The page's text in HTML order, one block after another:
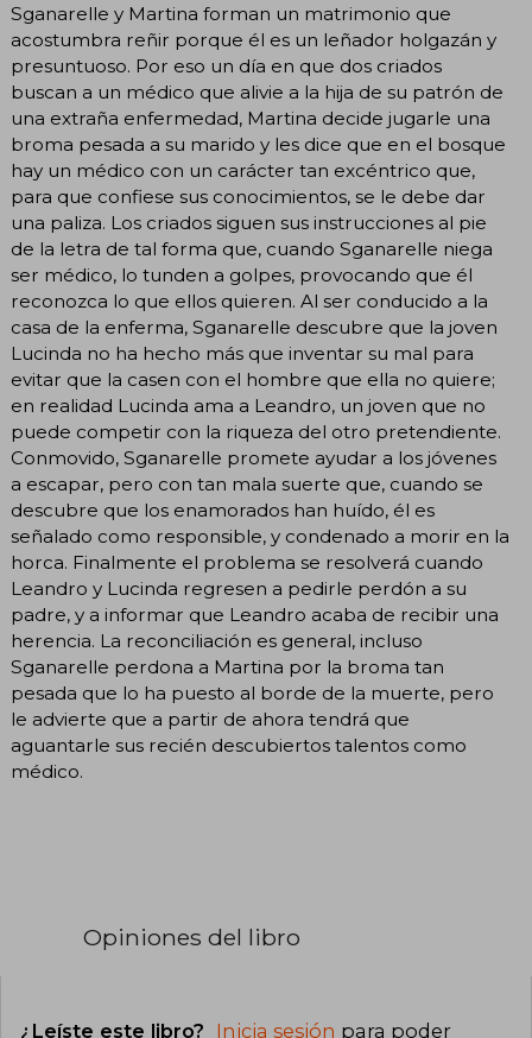
Sganarelle y Martina forman un matrimonio que
acostumbra reñir porque él es un leñador holgazán y
presuntuoso. Por eso un día en que dos criados
buscan a un médico que alivie a la hija de su patrón de
una extraña enfermedad, Martina decide jugarle una
broma pesada a su marido y les dice que en el bosque
hay un médico con un carácter tan excéntrico que,
para que confiese sus conocimientos, se le debe dar
una paliza. Los criados siguen sus instrucciones al pie
de la letra de tal forma que, cuando Sganarelle niega
ser médico, lo tunden a golpes, provocando que él
reconozca lo que ellos quieren. Al ser conducido a la
casa de la enferma, Sganarelle descubre que la joven
Lucinda no ha hecho más que inventar su mal para
evitar que la casen con el hombre que ella no quiere;
en realidad Lucinda ama a Leandro, un joven que no
puede competir con la riqueza del otro pretendiente.
Conmovido, Sganarelle promete ayudar a los jóvenes
a escapar, pero con tan mala suerte que, cuando se
descubre que los enamorados han huído, él es
señalado como responsible, y condenado a morir en la
horca. Finalmente el problema se resolverá cuando
Leandro y Lucinda regresen a pedirle perdón a su
padre, y a informar que Leandro acaba de recibir una
herencia. La reconciliación es general, incluso
Sganarelle perdona a Martina por la broma tan
pesada que lo ha puesto al borde de la muerte, pero
le advierte que a partir de ahora tendrá que
aguantarle sus recién descubiertos talentos como
médico.
Opiniones del libro
¿Leíste este libro? Inicia sesión para poder